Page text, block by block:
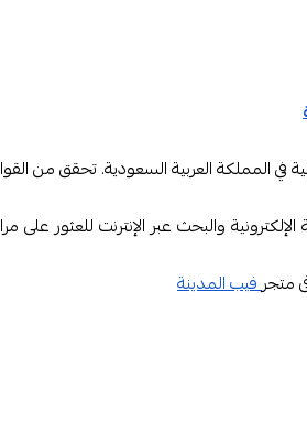
المملكة العربية السعودية. تحقق من
والبحث عبر الإنترنت للعثور على
متجرفيب المدينة